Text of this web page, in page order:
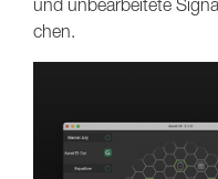
und unbearbeitete
chen.